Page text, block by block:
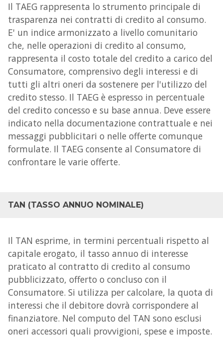
Il TAEG rappresenta lo strumento principale di
trasparenza nei contratti di credito al consumo.
E' un indice armonizzato a livello comunitario
che, nelle operazioni di credito al consumo,
rappresenta il costo totale del credito a carico del
Consumatore, comprensivo degli interessi e di
tutti gli altri oneri da sostenere per l'utilizzo del
credito stesso. Il TAEG è espresso in percentuale
del credito concesso e su base annua. Deve essere
indicato nella documentazione contrattuale e nei
messaggi pubblicitari o nelle offerte comunque
formulate. Il TAEG consente al Consumatore di
confrontare le varie offerte.
TAN (TASSO ANNUO NOMINALE)
Il TAN esprime, in termini percentuali rispetto al
capitale erogato, il tasso annuo di interesse
praticato al contratto di credito al consumo
pubblicizzato, offerto o concluso con il
Consumatore. Si utilizza per calcolare, la quota di
interessi che il debitore dovrà corrispondere al
finanziatore. Nel computo del TAN sono esclusi
oneri accessori quali provvigioni, spese e imposte.